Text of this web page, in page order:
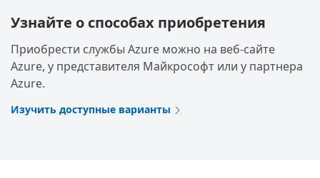
Узнайте о способах приобретения
Приобрести службы Azure можно на веб-сайте
Azure, у представителя Майкрософт или у партнера
Azure.
Изучить доступные варианты